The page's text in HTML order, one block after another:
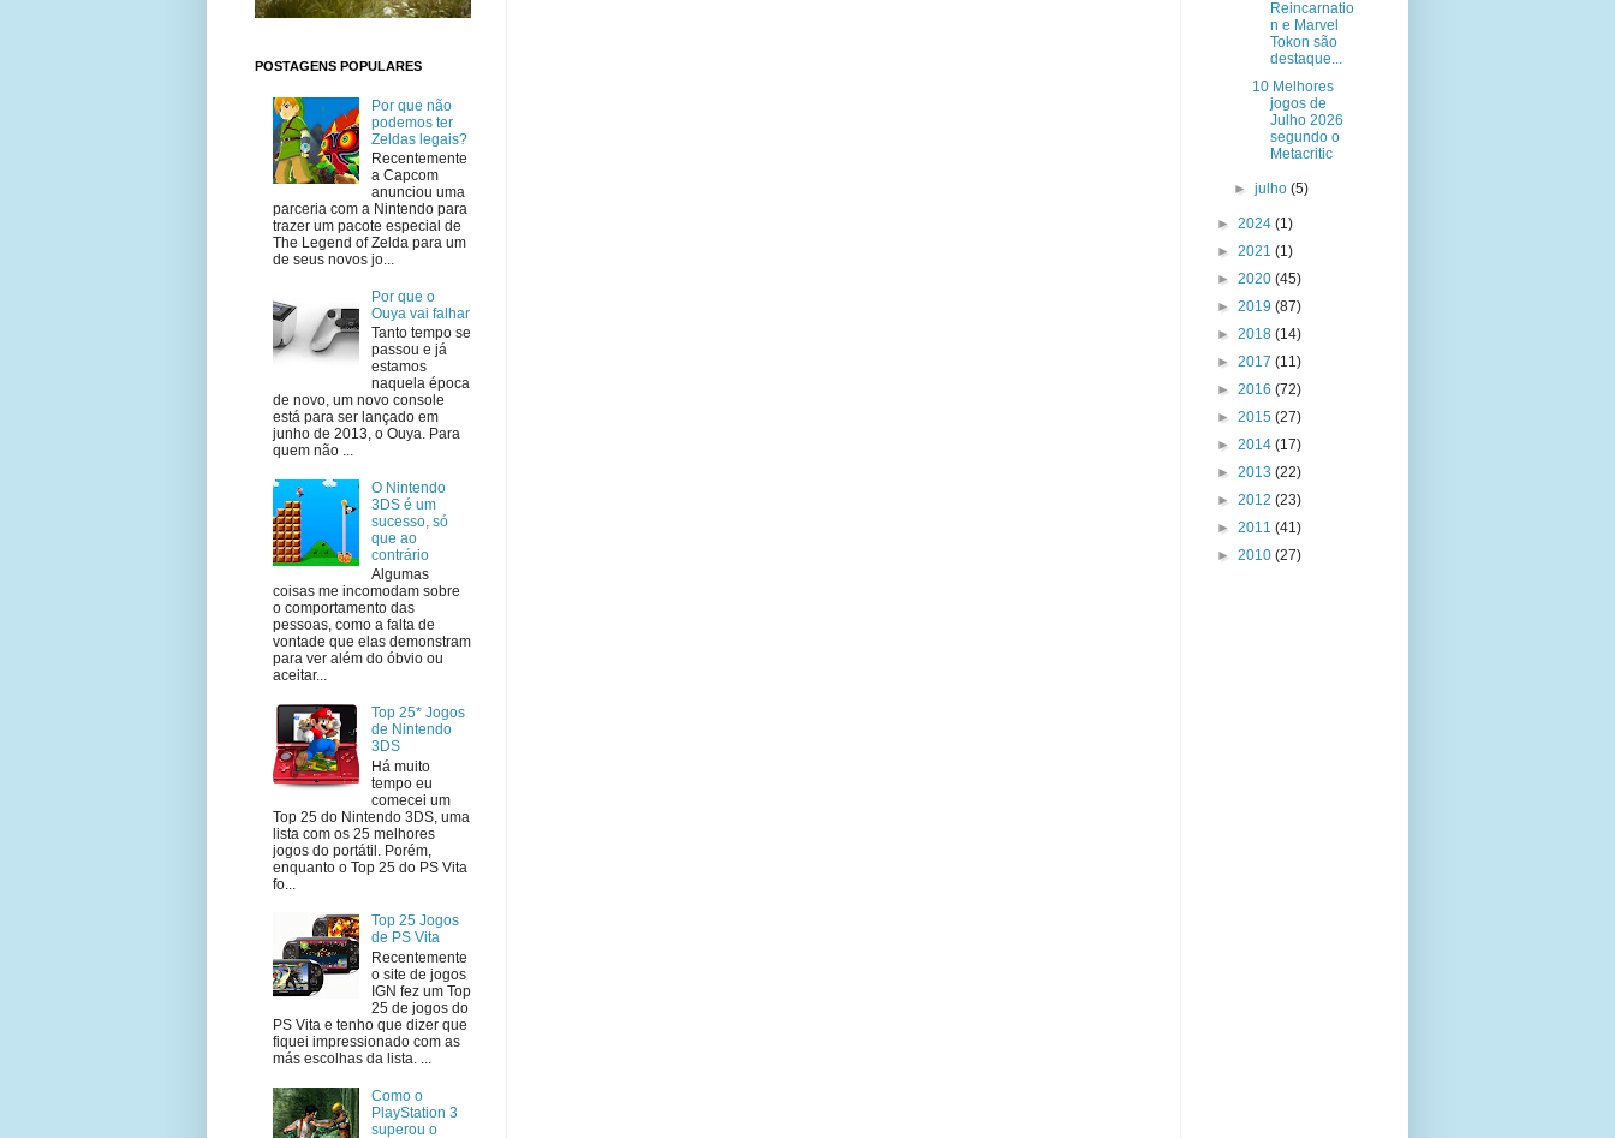
POSTAGENS POPULARES
Por que não
podemos ter
Zeldas legais?
Recentemente
a Capcom
anunciou uma
parceria com a Nintendo para
trazer um pacote especial de
The Legend of Zelda para um
de seus novos jo...
Por que o
Ouya vai falhar
Tanto tempo se
passou e já
estamos
naquela época
de novo, um novo console
está para ser lançado em
junho de 2013, o Ouya. Para
quem não ...
O Nintendo
3DS é um
sucesso, só
que ao
contrário
Algumas
coisas me incomodam sobre
o comportamento das
pessoas, como a falta de
vontade que elas demonstram
para ver além do óbvio ou
aceitar...
Top 25* Jogos
de Nintendo
3DS
Há muito
tempo eu
comecei um
Top 25 do Nintendo 3DS, uma
lista com os 25 melhores
jogos do portátil. Porém,
enquanto o Top 25 do PS Vita
fo...
Top 25 Jogos
de PS Vita
Recentemente
o site de jogos
IGN fez um Top
25 de jogos do
PS Vita e tenho que dizer que
fiquei impressionado com as
más escolhas da lista. ...
Como o
PlayStation 3
superou o
Reincarnatio
n e Marvel
Tokon são
destaque...
10 Melhores
jogos de
Julho 2026
segundo o
Metacritic
►julho(5)
► 2024 (1)
► 2021 (1)
► 2020 (45)
► 2019 (87)
► 2018 (14)
► 2017 (11)
► 2016 (72)
► 2015 (27)
► 2014 (17)
► 2013 (22)
► 2012 (23)
► 2011 (41)
► 2010 (27)